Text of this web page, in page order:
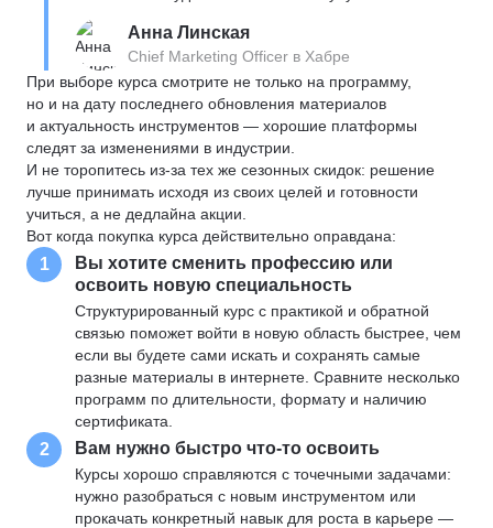
Анна Линская
Chief Marketing Officer в Хабре
При выборе курса смотрите не только на программу,
но и на дату последнего обновления материалов
и актуальность инструментов — хорошие платформы
следят за изменениями в индустрии.
И не торопитесь из-за тех же сезонных скидок: решение
лучше принимать исходя из своих целей и готовности
учиться, а не дедлайна акции.
Вот когда покупка курса действительно оправдана:
1
Вы хотите сменить профессию или
освоить новую специальность
Структурированный курс с практикой и обратной
связью поможет войти в новую область быстрее, чем
если вы будете сами искать и сохранять самые
разные материалы в интернете. Сравните несколько
программ по длительности, формату и наличию
сертификата.
2 Вам нужно быстро что-то освоить
Курсы хорошо справляются с точечными задачами:
нужно разобраться с новым инструментом или
прокачать конкретный навык для роста в карьере —